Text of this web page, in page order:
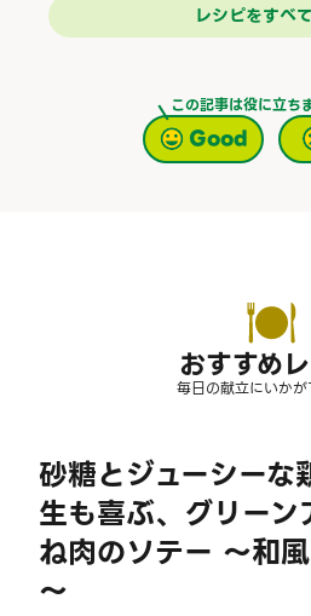
レシピをすべ
この記事は役に立ち
Good
おすすめ
毎日の献立にいかが
砂糖とジューシーな
生も喜ぶ、グリーン
ね肉のソテー ～和
～